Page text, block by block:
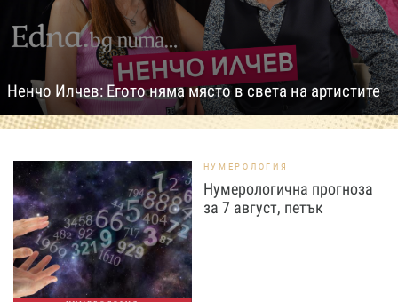
Ненчо Илчев: Егото няма място в света на артистите
НУМЕРОЛОГИЯ
Нумерологична прогноза
за 7 август, петък